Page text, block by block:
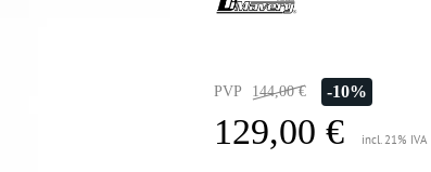
PVP 144,00 € -10%
129,00 € incl. 21% IVA